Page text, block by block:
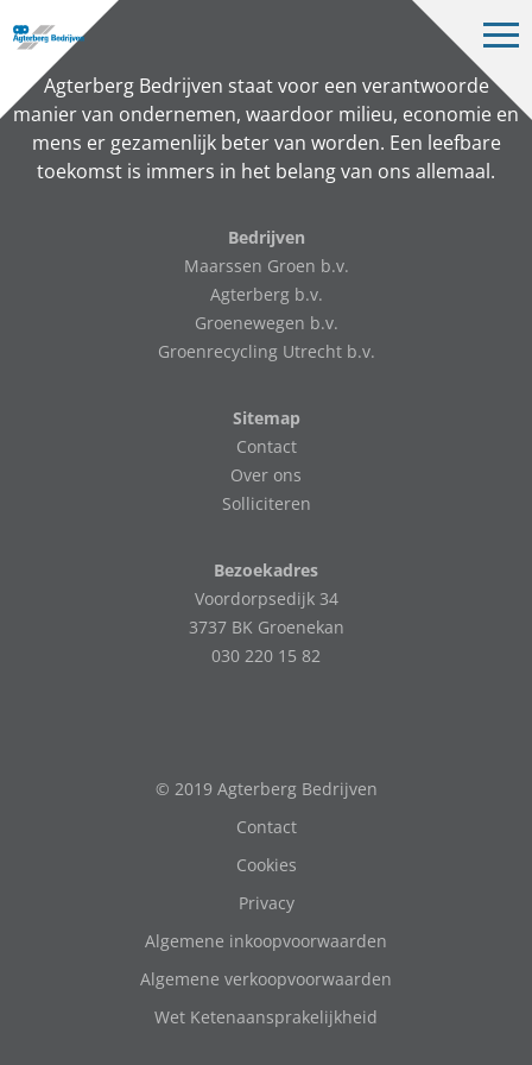
Bedrijven
Projecten
Over ons
Agterberg Bedrijven staat voor een verantwoorde
manier van ondernemen, waardoor milieu, economie en
mens er gezamenlijk beter van worden. Een leefbare
toekomst is immers in het belang van ons allemaal.
Bedrijven
Maarssen Groen b.v.
Agterberg b.v.
Groenewegen b.v.
Groenrecycling Utrecht b.v.
Sitemap
Contact
Over ons
Solliciteren
Bezoekadres
Voordorpsedijk 34
3737 BK Groenekan
030 220 15 82
© 2019 Agterberg Bedrijven
Contact
Cookies
Privacy
Algemene inkoopvoorwaarden
Algemene verkoopvoorwaarden
Wet Ketenaansprakelijkheid